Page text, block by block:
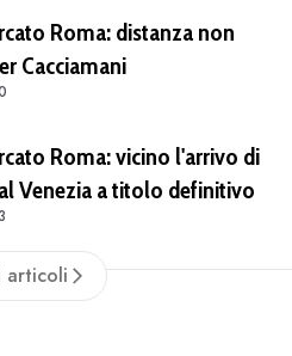
Roma: distanza non
Cacciamani
Roma: vicino l'arrivo di
Venezia a titolo definitivo
articoli